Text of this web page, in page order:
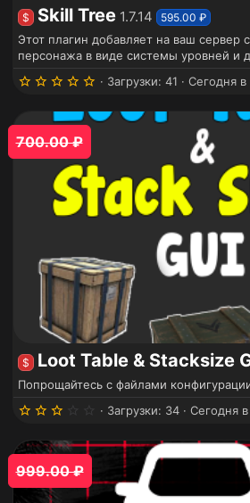
$ Skill Tree 1.7.14 595.00 ₽
Этот плагин добавляет на ваш сервер
персонажа в виде системы уровней и
5
0
з
д
Загрузки 41 Сегодня в
$ Loot Table & Stacksize
700.00 ₽
Попрощайтесь с файлами
3
0
ё
Загрузки 34 Сегодня
999.00 ₽